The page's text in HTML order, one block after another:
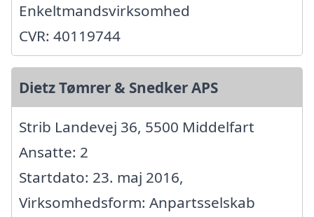
Enkeltmandsvirksomhed
CVR: 40119744
Dietz Tømrer & Snedker APS
Strib Landevej 36, 5500 Middelfart
Ansatte: 2
Startdato: 23. maj 2016,
Virksomhedsform: Anpartsselskab